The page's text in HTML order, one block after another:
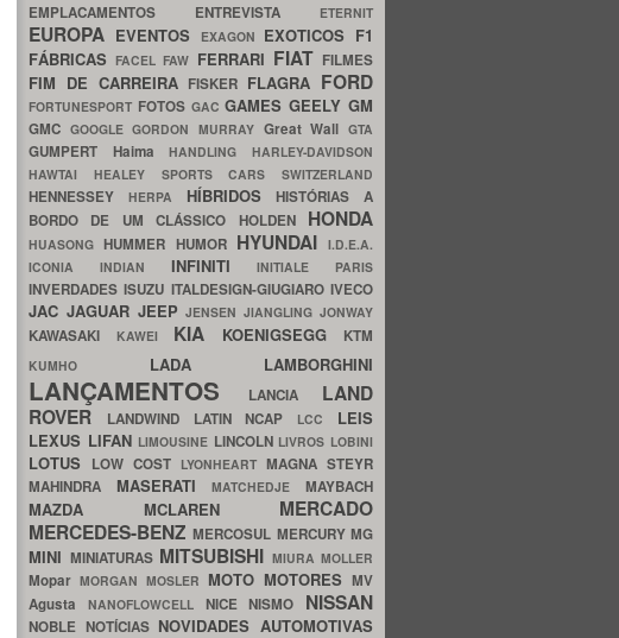
EMPLACAMENTOS ENTREVISTA ETERNIT
EUROPA EVENTOS EXAGON EXOTICOS F1
FÁBRICASFACELFAW FERRARI FIAT FILMES
FIM DE CARREIRA FISKER FLAGRA FORD
FORTUNESPORT FOTOS GACGAMESGEELYGM
GMC GOOGLEGORDON MURRAY Great WallGTA
GUMPERT HaimaHANDLINGHARLEY-DAVIDSON
HAWTAI HEALEY SPORTS CARS SWITZERLAND
HENNESSEY HERPA HÍBRIDOSHISTÓRIAS A
BORDO DE UM CLÁSSICO HOLDEN HONDA
HUASONGHUMMER HUMOR HYUNDAI I.D.E.A.
ICONIA INDIAN INFINITIINITIALE PARIS
INVERDADESISUZU ITALDESIGN-GIUGIAROIVECO
JAC JAGUAR JEEPJENSENJIANGLINGJONWAY
KAWASAKI KAWEI KIA KOENIGSEGG KTM
KUMHO LADA LAMBORGHINI
LANÇAMENTOS LANCIA LAND
ROVER
LANDWIND LATIN NCAP LCC LEIS
LEXUS LIFAN LIMOUSINE LINCOLN LIVROS LOBINI
LOTUS LOW COST LYONHEART MAGNA STEYR
MAHINDRA MASERATIMATCHEDJEMAYBACH
MAZDA MCLAREN MERCADO
MERCEDES-BENZMERCOSUL MERCURYMG
MINI MINIATURAS MITSUBISHI MIURA MOLLER
Mopar MORGAN MOSLER MOTO MOTORES MV
Agusta NANOFLOWCELL NICENISMO NISSAN
NOBLE NOTÍCIAS NOVIDADES AUTOMOTIVAS